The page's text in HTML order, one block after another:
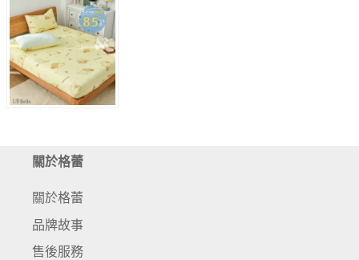
(超值組合)義大利La Belle《Sanrio-布丁狗
關於格蕾
關於格蕾
品牌故事
售後服務